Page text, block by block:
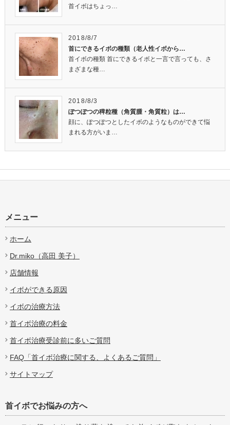
首イボはちょっ…
2018/8/7
首にできるイボの種類（老人性イボから…
首イボの種類 首にできるイボと一言で言っても、さ
まざまな種…
2018/8/3
ぽつぽつの稗粒種（角質腫・角質粒）は…
顔に、ぽつぽつとしたイボのようなものができて悩
まれる方がいま…
メニュー
ホーム
Dr.miko（高田 美子）
店舗情報
イボができる原因
イボの治療方法
首イボ治療の料金
首イボ治療受診前に多いご質問
FAQ「首イボ治療に関する、よくあるご質問」
サイトマップ
首イボでお悩みの方へ